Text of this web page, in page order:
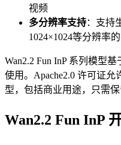
视频
多分辨率支持：支持
1024×1024等分辨率
Wan2.2 Fun InP 系列模型
使用。Apache2.0 许可证
型，包括商业用途，只需
Wan2.2 Fun InP